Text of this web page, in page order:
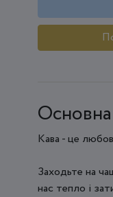
Кава - це
Заходьте на
нас тепло і